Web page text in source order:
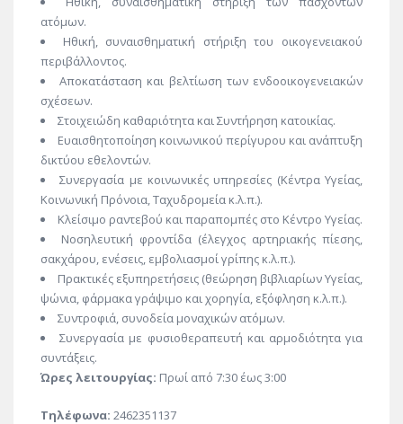
ατόμων.
Ηθική, συναισθηματική στήριξη του οικογενειακού
περιβάλλοντος.
Αποκατάσταση και βελτίωση των ενδοοικογενειακών
σχέσεων.
Στοιχειώδη καθαριότητα και Συντήρηση κατοικίας.
Ευαισθητοποίηση κοινωνικού περίγυρου και ανάπτυξη
δικτύου εθελοντών.
Συνεργασία με κοινωνικές υπηρεσίες (Κέντρα Υγείας,
Κοινωνική Πρόνοια, Ταχυδρομεία κ.λ.π.).
Κλείσιμο ραντεβού και παραπομπές στο Κέντρο Υγείας.
Νοσηλευτική φροντίδα (έλεγχος αρτηριακής πίεσης,
σακχάρου, ενέσεις, εμβολιασμοί γρίπης κ.λ.π.).
Πρακτικές εξυπηρετήσεις (θεώρηση βιβλιαρίων Υγείας,
ψώνια, φάρμακα γράψιμο και χορηγία, εξόφληση κ.λ.π.).
Συντροφιά, συνοδεία μοναχικών ατόμων.
Συνεργασία με φυσιοθεραπευτή και αρμοδιότητα για
συντάξεις.
Ώρες λειτουργίας: Πρωί από 7:30 έως 3:00
Τηλέφωνα: 2462351137